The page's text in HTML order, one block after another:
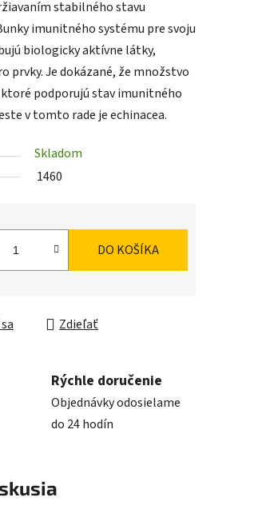
stabilného stavu
imunitného systému pre svoju
biologicky aktívne látky,
prvky. Je dokázané, že množstvo
podporujú stav imunitného
v tomto rade je echinacea.
Skladom
1460
DO KOŠÍKA
Zdieľať
Rýchle doručenie
Objednávky odosielame
do 24 hodín